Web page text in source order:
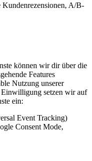
A/B-
können wir dir über die
Features
Nutzung unserer
setzen wir auf
ein:
Event Tracking)
Consent Mode,